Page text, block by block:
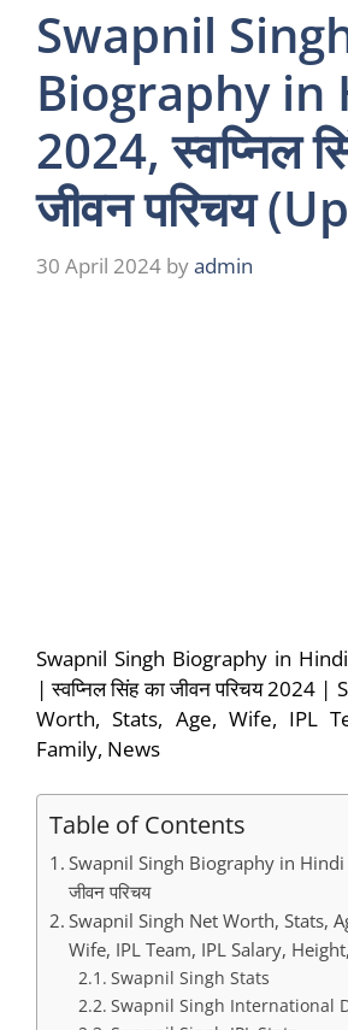
Swapnil
Biography in
2024, स्वप्निल
जीवन परिचय
30 April 2024 byadmin
Swapnil Singh Biography in
| स्वप्निल सिंह का जीवन परिचय 2024
Worth, Stats, Age, Wife, IPL
Family, News
Table of Contents
Swapnil Singh Biography in Hindi
जीवन परिचय
Swapnil Singh Net Worth, Stats,
Wife, IPL Team, IPL Salary,
Swapnil Singh Stats
Swapnil Singh International